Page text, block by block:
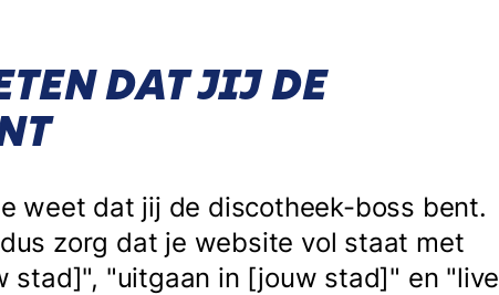
DAT JIJ DE
weet dat jij de discotheek-boss bent.
zorg dat je website vol staat met
stad]", "uitgaan in [jouw stad]" en "live